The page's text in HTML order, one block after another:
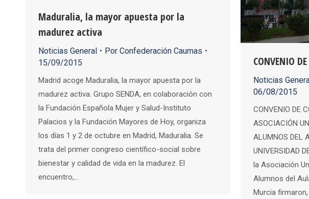
Maduralia, la mayor apuesta por la
madurez activa
Noticias General Por Confederación Caumas
15/09/2015
Madrid acoge Maduralia, la mayor apuesta por la
madurez activa. Grupo SENDA, en colaboración con
la Fundación Española Mujer y Salud-Instituto
Palacios y la Fundación Mayores de Hoy, organiza
los días 1 y 2 de octubre en Madrid, Maduralia. Se
trata del primer congreso científico-social sobre
bienestar y calidad de vida en la madurez. El
encuentro,…
CONVENIO
Noticias
06/08/2015
CONVENIO DE
ASOCIACIÓN
ALUMNOS DEL
UNIVERSIDAD
la Asociación
Alumnos del
Murcia